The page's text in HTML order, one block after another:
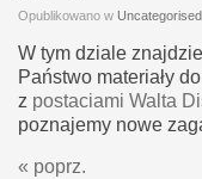
Opublikowano w Uncategorised
W tym dziale
Państwo materiały
z postaciami Walta
poznajemy nowe
« poprz.